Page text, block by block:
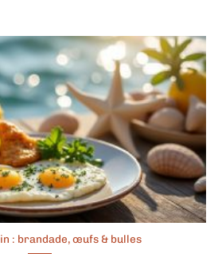
: brandade, œufs & bulles